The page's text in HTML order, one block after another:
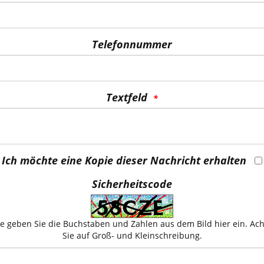
Telefonnummer
Textfeld
Ich möchte eine Kopie dieser Nachricht erhalten
Sicherheitscode
geben Sie die Buchstaben und Zahlen aus dem Bild hier ein.
Sie auf Groß- und Kleinschreibung.